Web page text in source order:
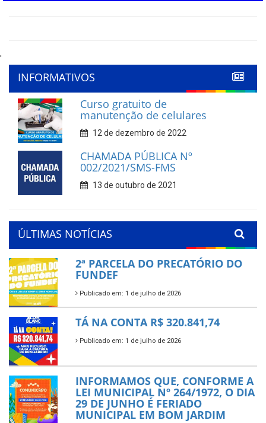
'
INFORMATIVOS
Curso gratuito de
manutenção de celulares
12 de dezembro de 2022
CHAMADA PÚBLICA Nº
002/2021/SMS-FMS
13 de outubro de 2021
ÚLTIMAS NOTÍCIAS
2ª PARCELA DO PRECATÓRIO DO
FUNDEF
Publicado em: 1 de julho de 2026
TÁ NA CONTA R$ 320.841,74
Publicado em: 1 de julho de 2026
INFORMAMOS QUE, CONFORME A
LEI MUNICIPAL Nº 264/1972, O DIA
29 DE JUNHO É FERIADO
MUNICIPAL EM BOM JARDIM